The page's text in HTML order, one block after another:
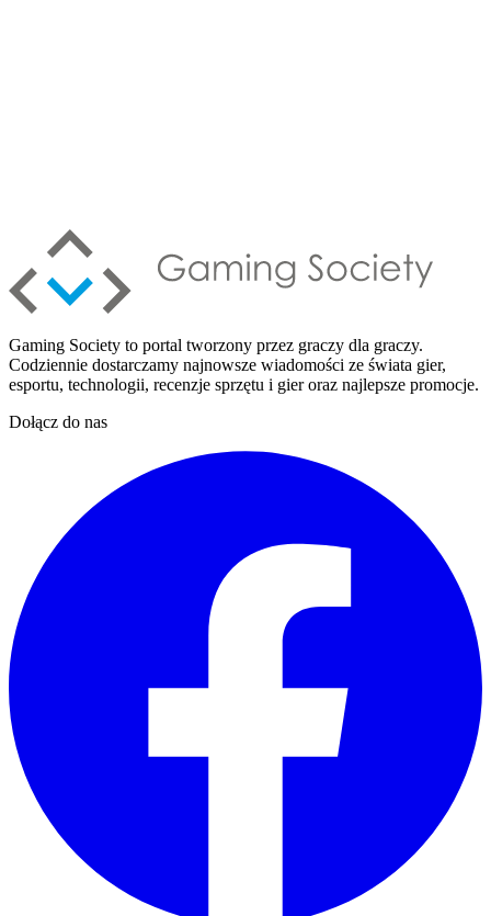
Gaming Society to portal tworzony przez graczy dla graczy.
Codziennie dostarczamy najnowsze wiadomości ze świata gier,
esportu, technologii, recenzje sprzętu i gier oraz najlepsze promocje.
Dołącz do nas